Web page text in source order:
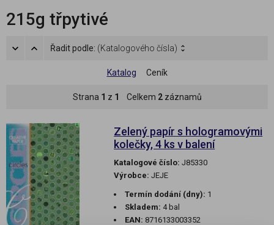
215g třpytivé
Řadit podle: (Katalogového čísla)
Katalog Ceník
Strana 1 z 1 Celkem 2záznamů
Zelený papír s hologramovými
kolečky, 4 ks v balení
Katalogové číslo: J85330
Výrobce: JEJE
Termín dodání (dny): 1
Skladem: 4 bal
EAN: 8716133003352